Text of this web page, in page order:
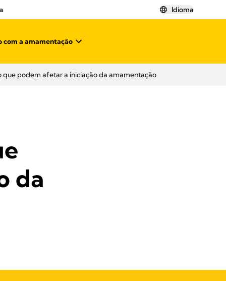
Idioma
com a amamentação
que podem afetar a iniciação da amamentação
da